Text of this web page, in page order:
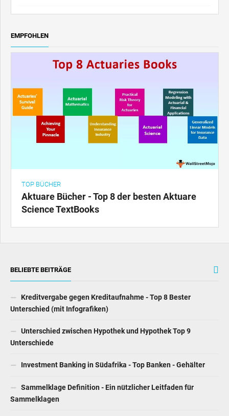
EMPFOHLEN
TOP BÜCHER
Aktuare Bücher - Top 8 der besten Aktuare
Science TextBooks
BELIEBTE BEITRÄGE
Kreditvergabe gegen Kreditaufnahme - Top 8 Bester
Unterschied (mit Infografiken)
Unterschied zwischen Hypothek und Hypothek Top 9
Unterschiede
Investment Banking in Südafrika - Top Banken - Gehälter
Sammelklage Definition - Ein nützlicher Leitfaden für
Sammelklagen